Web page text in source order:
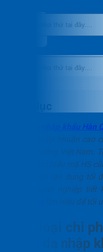
Sofa da nhập khẩu Hàn
mang lại lợi nhuận cao
tại thị trường Việt Nam.
hỏi sự am hiểu mã HS
ngặt. Việc tận dụng tối
giúp doanh nghiệp
tìm hiểu để tối
Các loại chi
sofa da nhập